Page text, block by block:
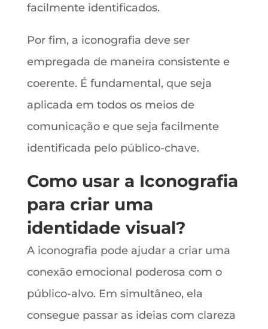
facilmente identificados.
Por fim, a iconografia deve ser
empregada de maneira consistente e
coerente. É fundamental, que seja
aplicada em todos os meios de
comunicação e que seja facilmente
identificada pelo público-chave.
Como usar a Iconografia
para criar uma
identidade visual?
A iconografia pode ajudar a criar uma
conexão emocional poderosa com o
público-alvo. Em simultâneo, ela
consegue passar as ideias com clareza